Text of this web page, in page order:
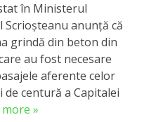
în Ministerul
anunţă că
grindă din beton din
au fost necesare
aferente celor
de centură a Capitalei
more »